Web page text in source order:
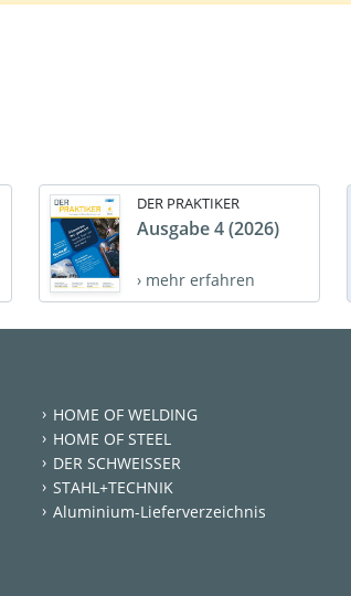
DER PRAKTIKER
Ausgabe 4 (2026)
› mehr erfahren
HOME OF WELDING
HOME OF STEEL
DER SCHWEISSER
STAHL+TECHNIK
Aluminium-Lieferverzeichnis